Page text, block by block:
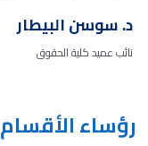
د. سوسن البيطار
نائب عميد كلية الحقوق
رؤساء الأقسام